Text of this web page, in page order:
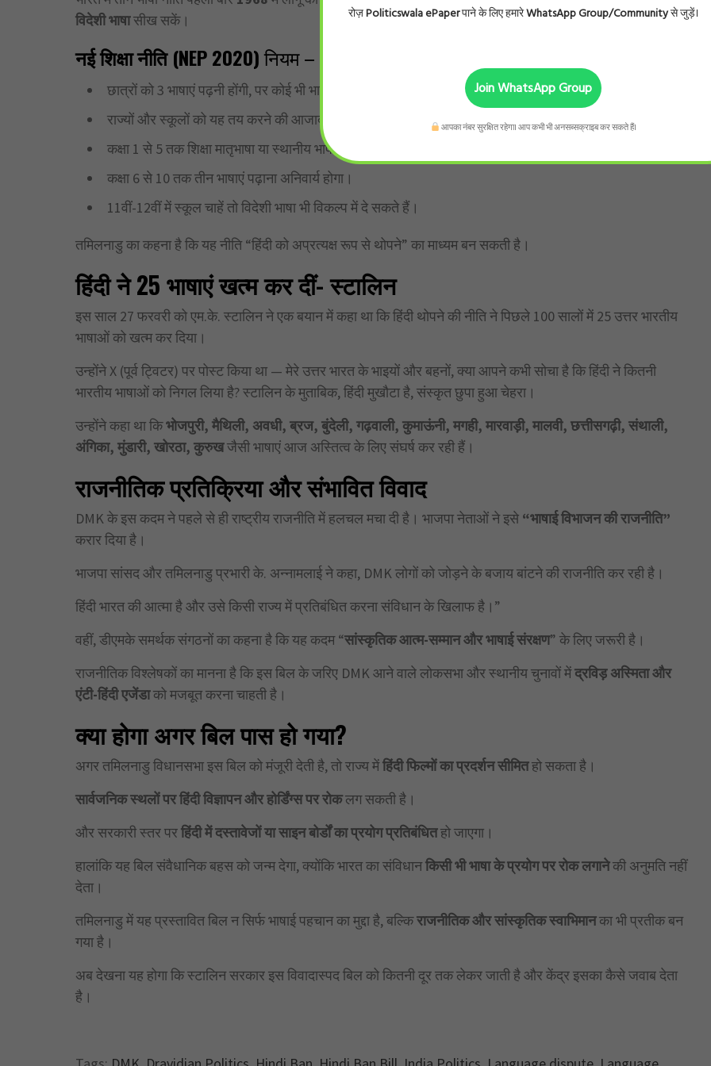
विदेशी भाषासीख सकें।
नई शिक्षा नीति (NEP 2020)नियम –
छात्रों को 3 भाषाएं पढ़नी होंगी, पर कोई भी भाषा अनिवार्य नहीं होगी।
राज्यों और स्कूलों को यह तय करने की आजादी दी गई कि वे कौन-सी तीन भाषाएं चुनें।
कक्षा 1 से 5 तक शिक्षा मातृभाषा या स्थानीय भाषा में देने की सिफारिश की गई है।
कक्षा 6 से 10 तक तीन भाषाएं पढ़ाना अनिवार्य होगा।
11वीं-12वीं में स्कूल चाहें तो विदेशी भाषा भी विकल्प में दे सकते हैं।
तमिलनाडु का कहना है कि यह नीति “हिंदी को अप्रत्यक्ष रूप से थोपने” का माध्यम बन सकती है।
हिंदी ने 25 भाषाएं खत्म कर दीं- स्टालिन
इस साल 27 फरवरी को एम.के. स्टालिन ने एक बयान में कहा था कि हिंदी थोपने की नीति ने पिछले 100 सालों में 25 उत्तर भारतीय
भाषाओं को खत्म कर दिया।
उन्होंने X (पूर्व ट्विटर) पर पोस्ट किया था — मेरे उत्तर भारत के भाइयों और बहनों, क्या आपने कभी सोचा है कि हिंदी ने कितनी
भारतीय भाषाओं को निगल लिया है? स्टालिन के मुताबिक, हिंदी मुखौटा है, संस्कृत छुपा हुआ चेहरा।
उन्होंने कहा था किभोजपुरी, मैथिली, अवधी, ब्रज, बुंदेली, गढ़वाली, कुमाऊंनी, मगही, मारवाड़ी, मालवी, छत्तीसगढ़ी, संथाली,
अंगिका, मुंडारी, खोरठा, कुरुखजैसी भाषाएं आज अस्तित्व के लिए संघर्ष कर रही हैं।
राजनीतिक प्रतिक्रिया और संभावित विवाद
DMK के इस कदम ने पहले से ही राष्ट्रीय राजनीति में हलचल मचा दी है। भाजपा नेताओं ने इसे “भाषाई विभाजन की राजनीति”
करार दिया है।
भाजपा सांसद और तमिलनाडु प्रभारी के. अन्नामलाई ने कहा, DMK लोगों को जोड़ने के बजाय बांटने की राजनीति कर रही है।
हिंदी भारत की आत्मा है और उसे किसी राज्य में प्रतिबंधित करना संविधान के खिलाफ है।”
वहीं, डीएमके समर्थक संगठनों का कहना है कि यह कदम “सांस्कृतिक आत्म-सम्मान और भाषाई संरक्षण” के लिए जरूरी है।
राजनीतिक विश्लेषकों का मानना है कि इस बिल के जरिए DMK आने वाले लोकसभा और स्थानीय चुनावों मेंद्रविड़ अस्मिता और
एंटी-हिंदी एजेंडाको मजबूत करना चाहती है।
क्या होगा अगर बिल पास हो गया?
अगर तमिलनाडु विधानसभा इस बिल को मंजूरी देती है, तो राज्य मेंहिंदी फिल्मों का प्रदर्शन सीमितहो सकता है।
सार्वजनिक स्थलों पर हिंदी विज्ञापन और होर्डिंग्स पर रोकलग सकती है।
और सरकारी स्तर परहिंदी में दस्तावेजों या साइन बोर्डों का प्रयोग प्रतिबंधितहो जाएगा।
हालांकि यह बिल संवैधानिक बहस को जन्म देगा, क्योंकि भारत का संविधानकिसी भी भाषा के प्रयोग पर रोक लगानेकी अनुमति नहीं
देता।
तमिलनाडु में यह प्रस्तावित बिल न सिर्फ भाषाई पहचान का मुद्दा है, बल्किराजनीतिक और सांस्कृतिक स्वाभिमानका भी प्रतीक बन
गया है।
अब देखना यह होगा कि स्टालिन सरकार इस विवादास्पद बिल को कितनी दूर तक लेकर जाती है और केंद्र इसका कैसे जवाब देता
है।
रोज़Politicswala ePaperपाने के लिए हमारेWhatsApp Group/Communityसे जुड़ें।
Join WhatsApp Group
आपका नंबर सुरक्षित रहेगा। आप कभी भी अनसब्सक्राइब कर सकते हैं।